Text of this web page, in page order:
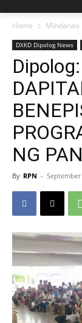
Home Mindanao
DXKD Dipolog News
NG
By RPN - September